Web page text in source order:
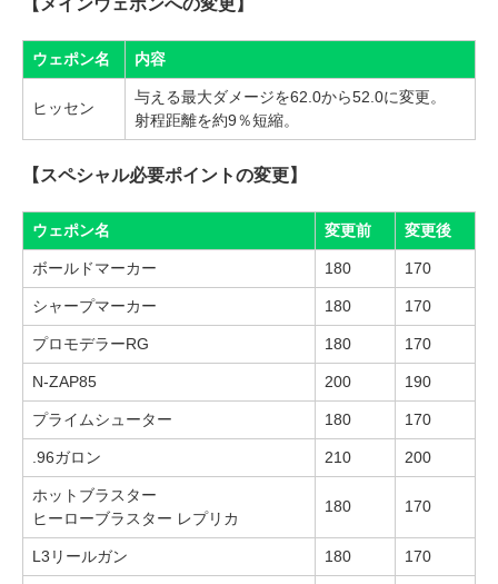
【メインウェポンへの変更】
ウェポン名 内容
ヒッセン
与える最大ダメージを62.0から52.0に変更。
射程距離を約9％短縮。
【スペシャル必要ポイントの変更】
ウェポン名 変更前 変更後
ボールドマーカー 180 170
シャープマーカー 180 170
プロモデラーRG 180 170
N-ZAP85 200 190
プライムシューター 180 170
.96ガロン 210 200
ホットブラスター
ヒーローブラスター レプリカ
180 170
L3リールガン 180 170